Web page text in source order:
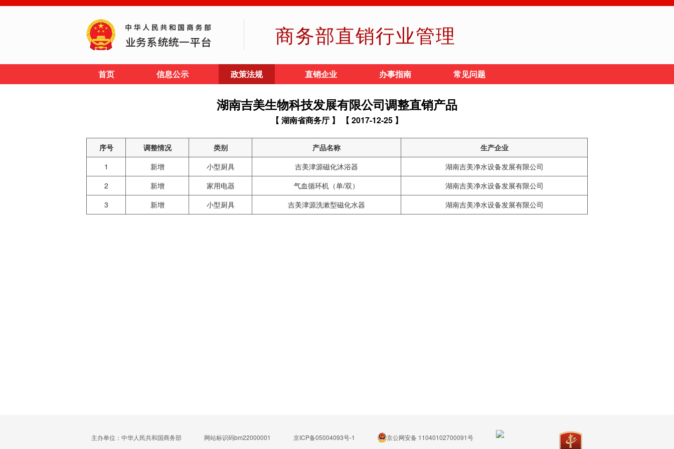
商务部直销行业管理
首页 信息公示 政策法规 直销企业 办事指南 常见问题
湖南吉美生物科技发展有限公司调整直销产品
【 湖南省商务厅 】 【 2017-12-25 】
序号 调整情况 类别 产品名称
生产企业
1
新增 小型厨具 吉美津源磁化沐浴器
湖南吉美净水设备发展有限公司
2
新增 家用电器 气血循环机（单/双）
湖南吉美净水设备发展有限公司
3
新增 小型厨具 吉美津源洗漱型磁化水器 湖南吉美净水设备发展有限公司
主办单位：中华人民共和国商务部 网站标识码bm22000001 京ICP备05004093号-1
京公网安备 11040102700091号